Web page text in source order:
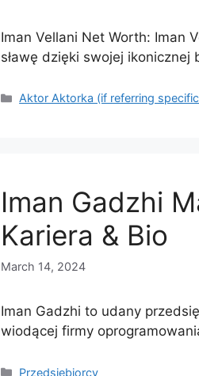
Iman Vellani Net Worth: Iman
sławę dzięki swojej ikonicznej
Categories
Aktor Aktorka (if referring
Iman Gadzhi
Kariera & Bio
March 14, 2024
Iman Gadzhi to udany
wiodącej firmy
Categories
Przedsiębiorcy